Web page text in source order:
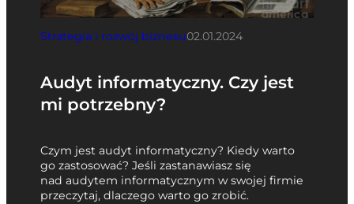
Strategia i rozwój biznesu02.01.2024
Audyt informatyczny. Czy jest
mi potrzebny?
Czym jest audyt informatyczny? Kiedy warto
go zastosować? Jeśli zastanawiasz się
nad audytem informatycznym w swojej firmie
przeczytaj, dlaczego warto go zrobić.